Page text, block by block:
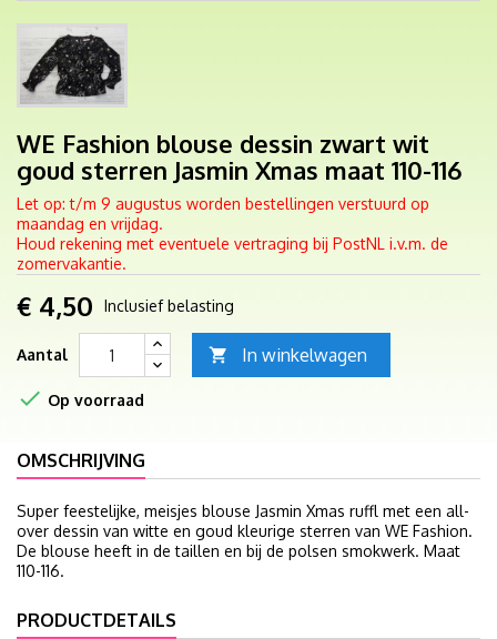
WE Fashion blouse dessin zwart wit
goud sterren Jasmin Xmas maat 110-116
Let op: t/m 9 augustus worden bestellingen verstuurd op
maandag en vrijdag.
Houd rekening met eventuele vertraging bij PostNL i.v.m. de
zomervakantie.
€ 4,50 Inclusief belasting
Aantal  In winkelwagen
 Op voorraad
OMSCHRIJVING
Super feestelijke, meisjes blouse Jasmin Xmas ruffl met een all-
over dessin van witte en goud kleurige sterren van WE Fashion.
De blouse heeft in de taillen en bij de polsen smokwerk. Maat
110-116.
PRODUCTDETAILS